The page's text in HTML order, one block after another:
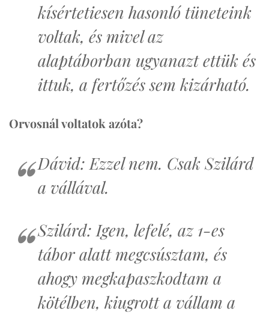
kísértetiesen hasonló tüneteink
voltak, és mivel az
alaptáborban ugyanazt ettük és
ittuk, a fertőzés sem kizárható.
Orvosnál voltatok azóta?
Dávid: Ezzel nem. Csak Szilárd
a vállával.
Szilárd: Igen, lefelé, az 1-es
tábor alatt megcsúsztam, és
ahogy megkapaszkodtam a
kötélben, kiugrott a vállam a